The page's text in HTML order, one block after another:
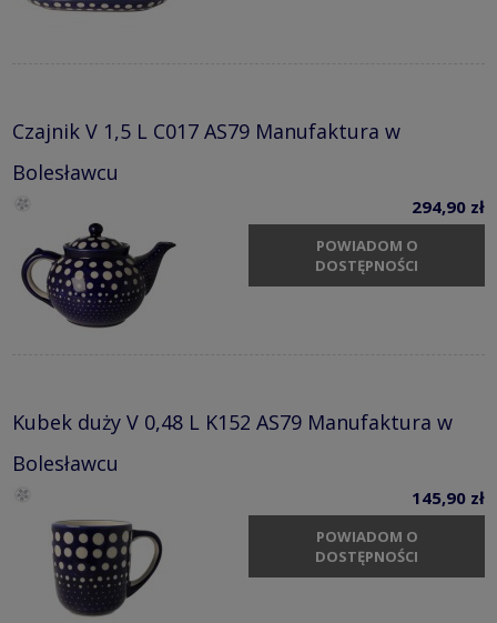
Czajnik V 1,5 L C017 AS79 Manufaktura w
Bolesławcu
294,90 zł
POWIADOM O
DOSTĘPNOŚCI
Kubek duży V 0,48 L K152 AS79 Manufaktura w
Bolesławcu
145,90 zł
POWIADOM O
DOSTĘPNOŚCI